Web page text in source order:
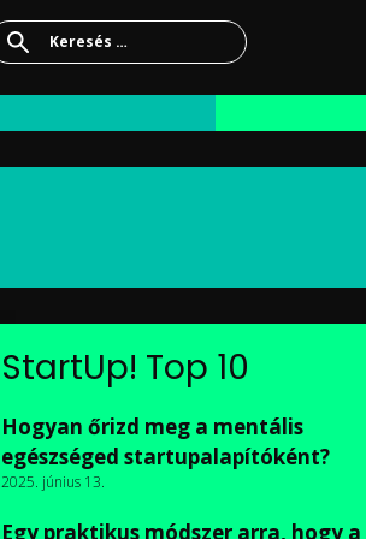
Keresés:
StartUp! Top 10
Hogyan őrizd meg a mentális
egészséged startupalapítóként?
2025. június 13.
Egy praktikus módszer arra, hogy a